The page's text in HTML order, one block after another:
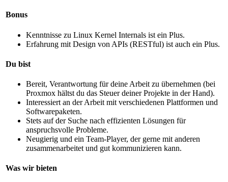
Bonus
Kenntnisse zu Linux Kernel Internals ist ein Plus.
Erfahrung mit Design von APIs (RESTful) ist auch ein Plus.
Du bist
Bereit, Verantwortung für deine Arbeit zu übernehmen (bei
Proxmox hältst du das Steuer deiner Projekte in der Hand).
Interessiert an der Arbeit mit verschiedenen Plattformen und
Softwarepaketen.
Stets auf der Suche nach effizienten Lösungen für
anspruchsvolle Probleme.
Neugierig und ein Team-Player, der gerne mit anderen
zusammenarbeitet und gut kommunizieren kann.
Was wir bieten